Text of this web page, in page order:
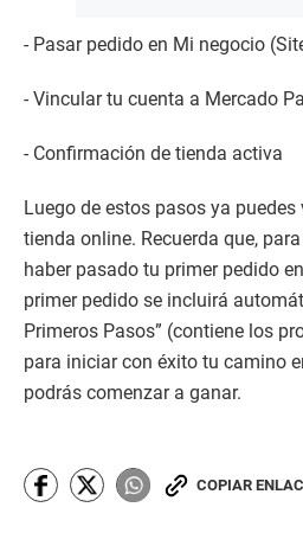
- Pasar pedido en Mi negocio
- Vincular tu cuenta a Mercado
- Confirmación de tienda activa
Luego de estos pasos ya puedes
tienda online. Recuerda que,
haber pasado tu primer pedido
primer pedido se incluirá
Primeros Pasos” (contiene los
para iniciar con éxito tu camino
podrás comenzar a ganar.
COPIAR